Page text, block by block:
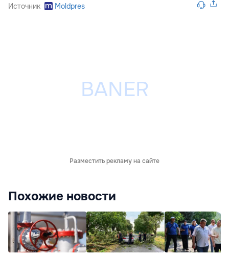
Источник Moldpres
Разместить рекламу на сайте
Похожие новости